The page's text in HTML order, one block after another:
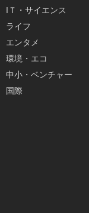
IＴ・サイエンス
ライフ
エンタメ
環境・エコ
中小・ベンチャー
国際